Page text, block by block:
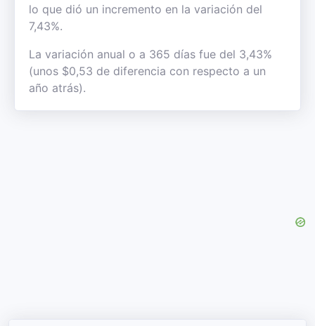
lo que dió un incremento en la variación del
7,43%.
La variación anual o a 365 días fue del 3,43%
(unos $0,53 de diferencia con respecto a un
año atrás).